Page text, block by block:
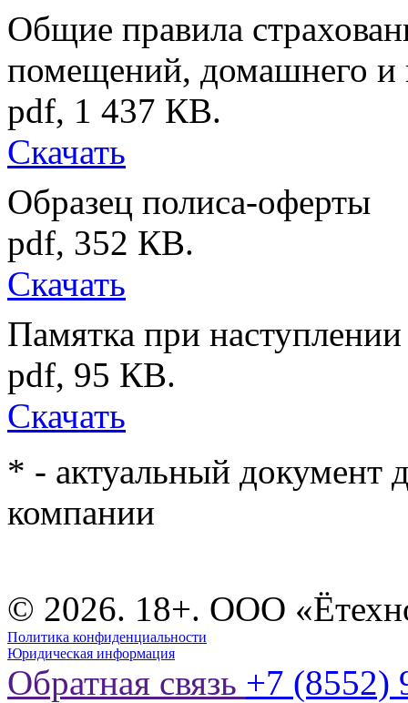
Общие правила
помещений, домашнего и
pdf, 1 437 КB.
Скачать
Образец полиса-оферты
pdf, 352 КB.
Скачать
Памятка при наступлении
pdf, 95 КB.
Скачать
* - актуальный документ
компании
© 2026. 18+. ООО
Политика конфиденциальности
Юридическая информация
Обратная связь +7 (8552)